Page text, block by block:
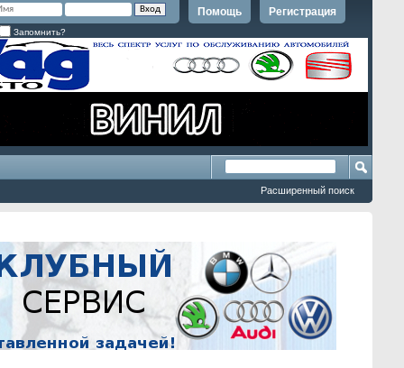
Регистрация
Помощь
Запомнить?
Расширенный поиск